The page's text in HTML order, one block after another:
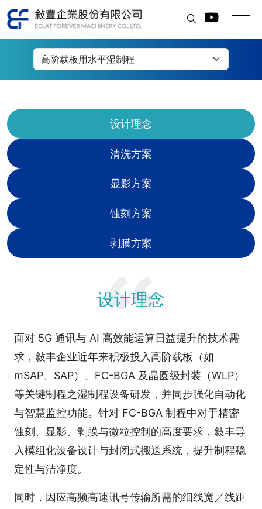
高阶载板用水平湿制程
设计理念
清洗方案
显影方案
蚀刻方案
剥膜方案
设计理念
面对 5G 通讯与 AI 高效能运算日益提升的技术需
求，敍丰企业近年来积极投入高阶载板（如
mSAP、SAP）、FC-BGA 及晶圆级封装（WLP）
等关键制程之湿制程设备研发，并同步强化自动化
与智慧监控功能。针对 FC-BGA 制程中对于精密
蚀刻、显影、剥膜与微粒控制的高度要求，敍丰导
入模组化设备设计与封闭式搬送系统，提升制程稳
定性与洁净度。
同时，因应高频高速讯号传输所需的细线宽／线距